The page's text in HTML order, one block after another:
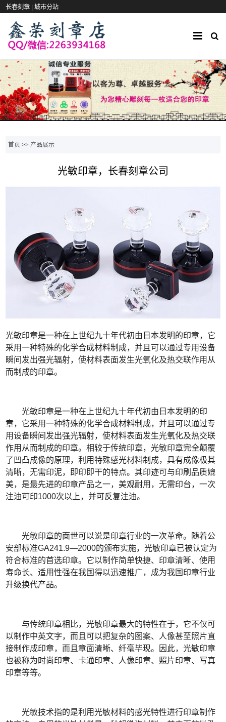
长春刻章 |城市分站
首页 >> 产品展示
光敏印章，长春刻章公司
光敏印章是一种在上世纪九十年代初由日本发明的印章，它
采用一种特殊的化学合成材料制成，并且可以通过专用设备
瞬间发出强光辐射，使材料表面发生光氧化及热交联作用从
而制成的印章。
光敏印章是一种在上世纪九十年代初由日本发明的印
章，它采用一种特殊的化学合成材料制成，并且可以通过专
用设备瞬间发出强光辐射，使材料表面发生光氧化及热交联
作用从而制成的印章。相较于传统印章，光敏印章完全颠覆
了凹凸成像的原理，利用特殊感光材料制成，具有成像极其
清晰，无需印泥，即印即干的特点。其印迹可与印刷品质媲
美，是最先进的印章产品之一，美观耐用，无需印台，一次
注油可印1000次以上，并可反复注油。
光敏印章的面世可以说是印章行业的一次革命。随着公
安部标准GA241.9―2000的颁布实施，光敏印章已被认定为
符合标准的首选印章。它以制作简单快捷、印章清晰、使用
寿命长、适用性强在我国得以迅速推广，成为我国印章行业
升级换代产品。
与传统印章相比，光敏印章最大的特性在于，它不仅可
以制作中英文字，而且可以把复杂的图案、人像甚至照片直
接制作成印章，而且章面清晰、纤毫毕现。因此，光敏印章
也被称为时尚印章、卡通印章、人像印章、照片印章、写真
印章等等。
光敏技术指的是利用光敏材料的感光特性进行印章制作